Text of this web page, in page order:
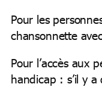
Pour les
chansonnette
Pour l’accès aux
handicap : s’il y